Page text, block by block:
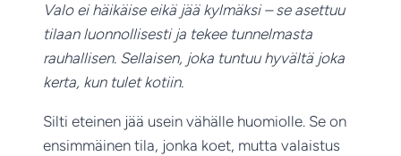
Valo ei häikäise eikä jää kylmäksi – se asettuu
tilaan luonnollisesti ja tekee tunnelmasta
rauhallisen. Sellaisen, joka tuntuu hyvältä joka
kerta, kun tulet kotiin.
Silti eteinen jää usein vähälle huomiolle. Se on
ensimmäinen tila, jonka koet, mutta valaistus